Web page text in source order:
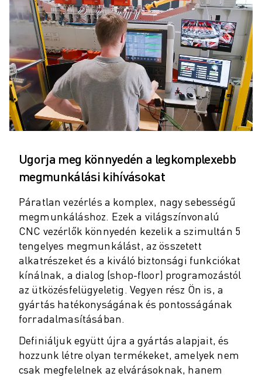
ROBOSHOT ELEKTROMOS FRÖCCSÖNTŐGÉPEK
ROBOSHOT HARDVER
ROBOSHOT SZOFTVEREK
ROBOSHOT FENNTARTHATÓSÁG
ROBOSHOT ROBOT CSOMAG
ROBOSHOT MEGELŐZŐ KARBANTARTÁS
ROBOSHOT TULAJDONLÁS TELJES KÖLTSÉGE (TCO)
HUZALOS EDM GÉPEK
ROBOCUT HUZALOS EDM GÉPEK
ROBOCUT SZOFTVER
ROBOCUT MEGELŐZŐ KARBANTARTÁS
IIOT MEGOLDÁSOK
INTELLIGENS GYÁRI MEGOLDÁSOK
INTELLIGENS GYÁRI MEGOLDÁSOK A TERMELÉS
TERMÉK REGISZTRÁCIÓ " FANUC PORTÁL
ESETTANULMÁNYOK
IPARÁGAK
MINDEN IPARÁG
AUTÓGYÁRTÁS
ELEKTROMOS JÁRMŰVEK
ELEKTRONIKA
Ugorja meg könnyedén a legkomplexebb
megmunkálási kihívásokat
Páratlan vezérlés a komplex, nagy sebességű
megmunkáláshoz. Ezek a világszínvonalú
CNC vezérlők könnyedén kezelik a szimultán 5
tengelyes megmunkálást, az összetett
alkatrészeket és a kiváló biztonsági funkciókat
kínálnak, a dialog (shop-floor) programozástól
az ütközésfelügyeletig. Vegyen rész Ön is, a
gyártás hatékonyságának és pontosságának
forradalmasításában.
Definiáljuk együtt újra a gyártás alapjait, és
hozzunk létre olyan termékeket, amelyek nem
csak megfelelnek az elvárásoknak, hanem